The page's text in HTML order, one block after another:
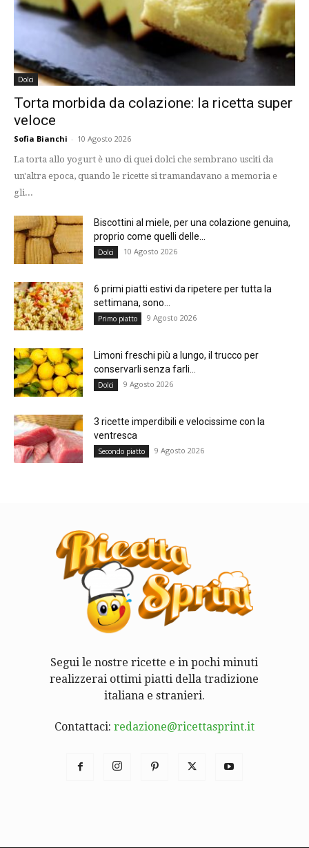
Dolci
Torta morbida da colazione: la ricetta super
veloce
Sofia Bianchi - 10 Agosto 2026
La torta allo yogurt è uno di quei dolci che sembrano usciti da
un'altra epoca, quando le ricette si tramandavano a memoria e
gli...
Biscottini al miele, per una colazione genuina,
proprio come quelli delle...
Dolci 10 Agosto 2026
6 primi piatti estivi da ripetere per tutta la
settimana, sono...
Primo piatto 9 Agosto 2026
Limoni freschi più a lungo, il trucco per
conservarli senza farli...
Dolci 9 Agosto 2026
3 ricette imperdibili e velocissime con la
ventresca
Secondo piatto 9 Agosto 2026
Segui le nostre ricette e in pochi minuti
realizzerai ottimi piatti della tradizione
italiana e stranieri.
Contattaci: redazione@ricettasprint.it